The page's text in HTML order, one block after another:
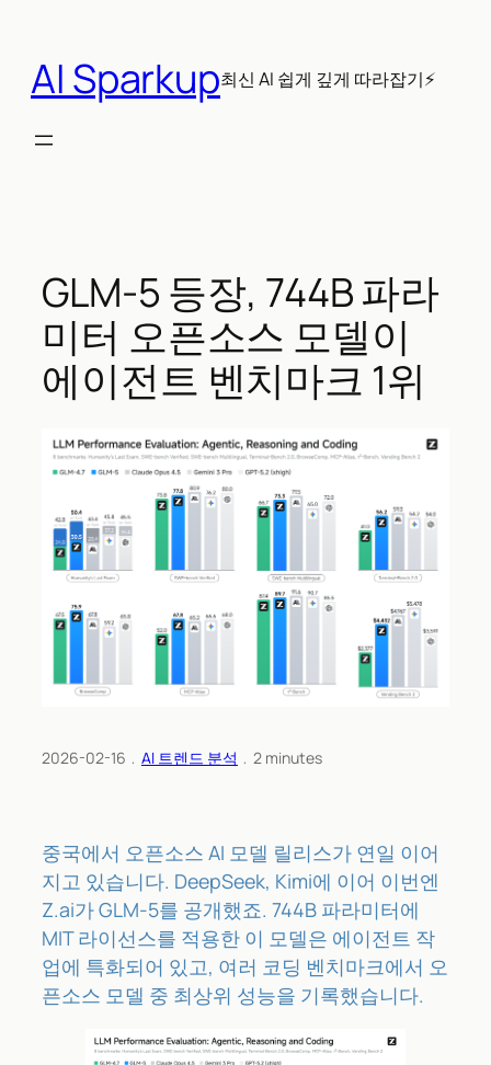
AI Sparkup최신 AI 쉽게 깊게 따라잡기⚡
GLM-5 등장, 744B 파라
미터 오픈소스 모델이
에이전트 벤치마크 1위
2026-02-16 ﹒ AI 트렌드 분석 ﹒ 2 minutes
중국에서 오픈소스 AI 모델 릴리스가 연일 이어
지고 있습니다. DeepSeek, Kimi에 이어 이번엔
Z.ai가 GLM-5를 공개했죠. 744B 파라미터에
MIT 라이선스를 적용한 이 모델은 에이전트 작
업에 특화되어 있고, 여러 코딩 벤치마크에서 오
픈소스 모델 중 최상위 성능을 기록했습니다.